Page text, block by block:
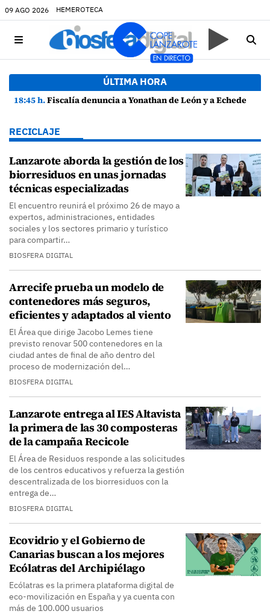
09 AGO 2026 HEMEROTECA
ÚLTIMA HORA
18:45 h.Fiscalía denuncia a Yonathan de León y a Echedey Eugenio por presuntas anomalías en contratos festivos
RECICLAJE
Lanzarote aborda la gestión de los
biorresiduos en unas jornadas
técnicas especializadas
El encuentro reunirá el próximo 26 de mayo a
expertos, administraciones, entidades
sociales y los sectores primario y turístico
para compartir…
BIOSFERA DIGITAL
Arrecife prueba un modelo de
contenedores más seguros,
eficientes y adaptados al viento
El Área que dirige Jacobo Lemes tiene
previsto renovar 500 contenedores en la
ciudad antes de final de año dentro del
proceso de modernización del…
BIOSFERA DIGITAL
Lanzarote entrega al IES Altavista
la primera de las 30 composteras
de la campaña Recicole
El Área de Residuos responde a las solicitudes
de los centros educativos y refuerza la gestión
descentralizada de los biorresiduos con la
entrega de…
BIOSFERA DIGITAL
Ecovidrio y el Gobierno de
Canarias buscan a los mejores
Ecólatras del Archipiélago
Ecólatras es la primera plataforma digital de
eco-movilización en España y ya cuenta con
más de 100.000 usuarios